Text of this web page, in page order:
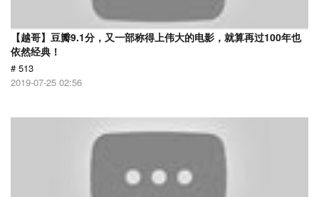
【越哥】豆瓣9.1分，又一部称得上伟大的电影，就算再过100年也
依然经典！
# 513
2019-07-25 02:56